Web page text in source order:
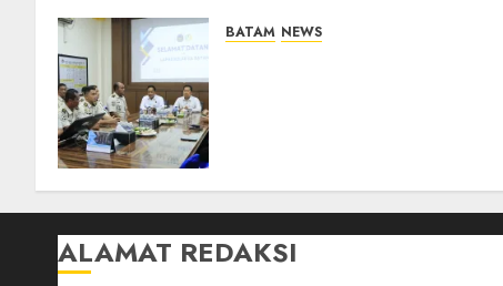
BATAM NEWS
07/08/2026 0
ALAMAT REDAKSI